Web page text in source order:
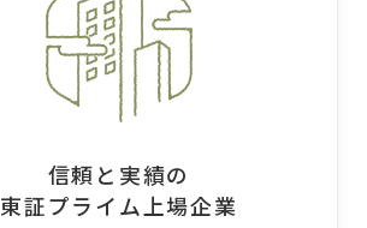
信頼と実績の
東証プライム上場企業